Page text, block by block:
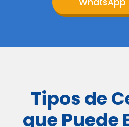
Tipos de
que Puede